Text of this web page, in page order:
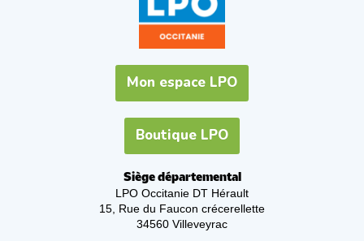
Mon espace LPO
Boutique LPO
Siège départemental
LPO Occitanie DT Hérault
15, Rue du Faucon crécerellette
34560 Villeveyrac